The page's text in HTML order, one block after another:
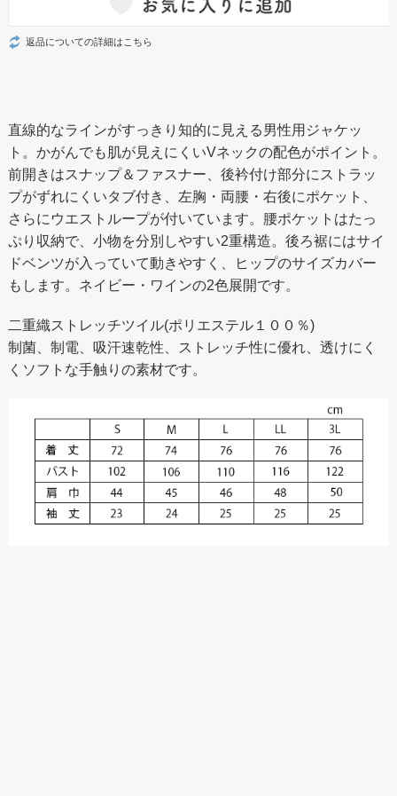
返品についての詳細はこちら
直線的なラインがすっきり知的に見える男性用ジャケッ
ト。かがんでも肌が見えにくいVネックの配色がポイント。
前開きはスナップ＆ファスナー、後衿付け部分にストラッ
プがずれにくいタブ付き、左胸・両腰・右後にポケット、
さらにウエストループが付いています。腰ポケットはたっ
ぷり収納で、小物を分別しやすい2重構造。後ろ裾にはサイ
ドベンツが入っていて動きやすく、ヒップのサイズカバー
もします。ネイビー・ワインの2色展開です。
二重織ストレッチツイル(ポリエステル１００％)
制菌、制電、吸汗速乾性、ストレッチ性に優れ、透けにく
くソフトな手触りの素材です。